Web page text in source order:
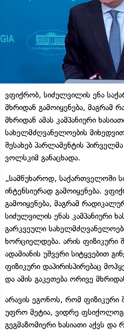
ვფიქრობ, სიძულვილის ენა
მხრიდან გამოიყენება, მაგრამ
მხრიდან ამას კამპანიური
სახელმძღვანელოების
შესახებ პარლამენტის პირველმა
ვოლსკიმ განაცხადა.
„სამწუხაროდ, საქართველოში
ინტენსიურად გამოიყენება.
გამოიყენება, მაგრამ
სიძულვილის ენას კამპანიური
გარკვეული
ხორციელდება. არის ფიზიკური
ადამიანის უშვერი სიტყვებით
ფიზიკური დაპირისპირებაც
და ამის გაკეთება ორივე
არავის ეგონოს, რომ ფიზიკური
უფრო მეტია, ვიდრე
გეგმაზომიერი ხასიათი აქვს და